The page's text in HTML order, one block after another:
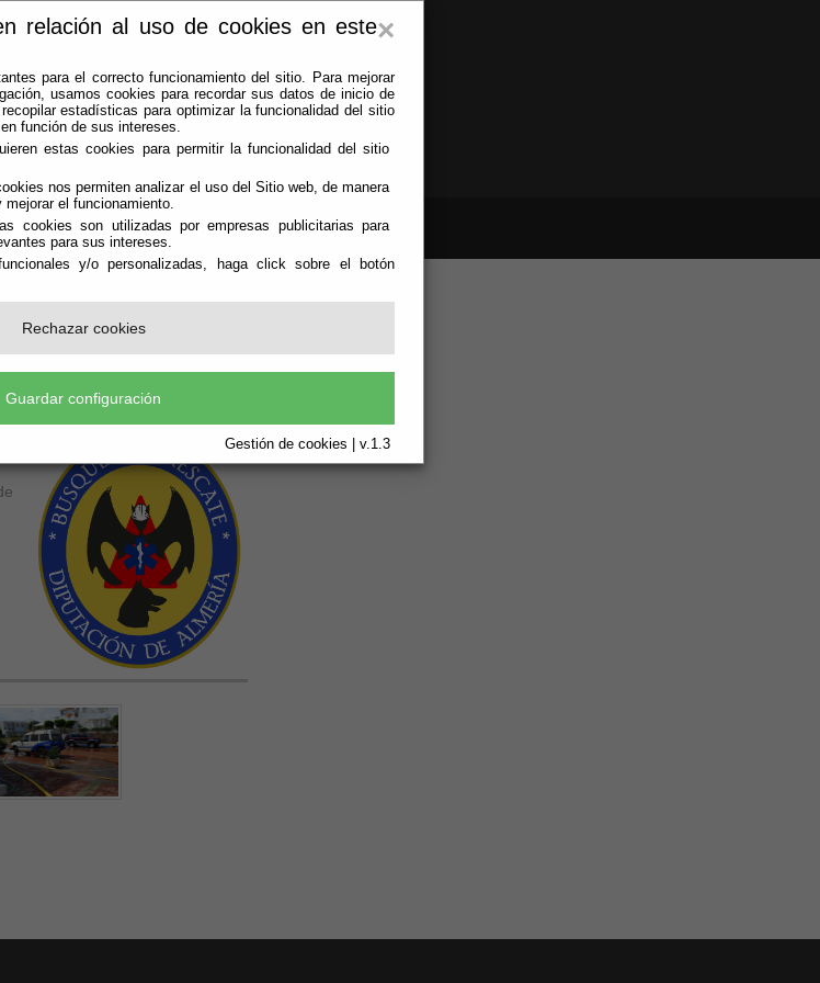
×
relación al uso de cookies en este
para el correcto funcionamiento del sitio. Para mejorar
usamos cookies para recordar sus datos de inicio de
estadísticas para optimizar la funcionalidad del sitio
función de sus intereses.
estas cookies para permitir la funcionalidad del sitio
nos permiten analizar el uso del Sitio web, de manera
mejorar el funcionamiento.
cookies son utilizadas por empresas publicitarias para
para sus intereses.
y/o personalizadas, haga click sobre el botón
Rechazar cookies
Guardar configuración
Gestión de cookies | v.1.3
OFICINA VIRTUAL CONTACTAR
Almería, a través de Protección
ya formadas por las